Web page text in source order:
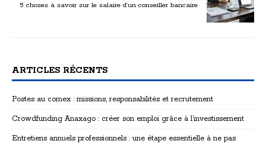
5 choses à savoir sur le salaire d’un conseiller bancaire
ARTICLES RÉCENTS
Postes au comex : missions, responsabilités et recrutement
Crowdfunding Anaxago : créer son emploi grâce à l’investissement
Entretiens annuels professionnels : une étape essentielle à ne pas